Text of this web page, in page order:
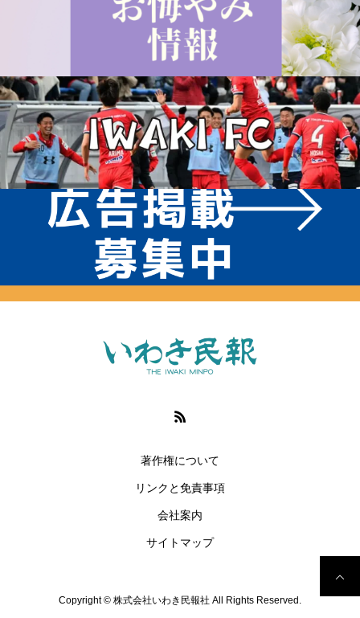
著作権について
リンクと免責事項
会社案内
サイトマップ
Copyright © 株式会社いわき民報社 All Rights Reserved.